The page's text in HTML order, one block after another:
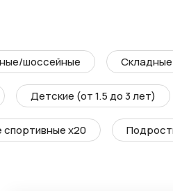
шоссейные Складные
Детские (от 1.5 до 3 лет)
спортивные х20